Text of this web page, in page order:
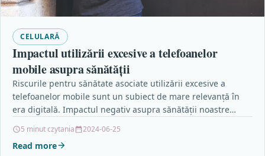
CELULARĂ
Impactul utilizării excesive a telefoanelor
mobile asupra sănătății
Riscurile pentru sănătate asociate utilizării excesive a
telefoanelor mobile sunt un subiect de mare relevanță în
era digitală. Impactul negativ asupra sănătății noastre
5 minut czytania 2024-06-25
Read more